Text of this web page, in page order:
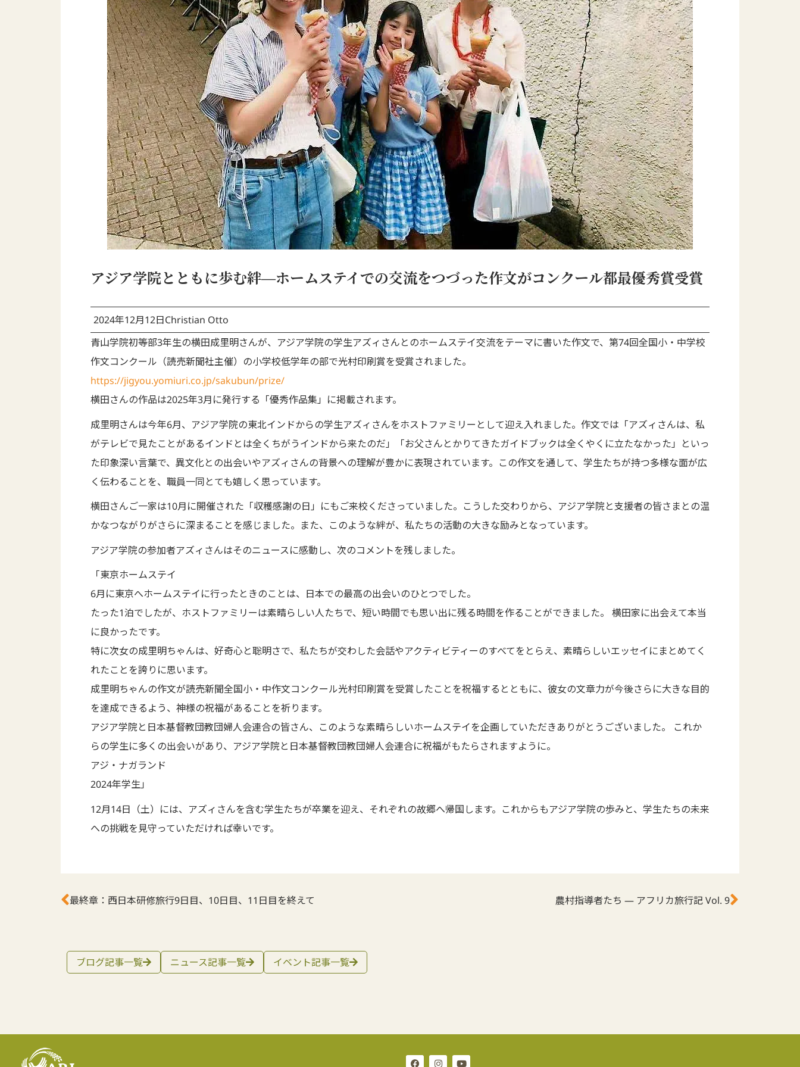
アジア学院とともに歩む絆―ホームステイでの交流をつづった作文がコンクール都最優秀賞受賞
2024年12月12日Christian Otto
青山学院初等部3年生の横田成里明さんが、アジア学院の学生アズィさんとのホームステイ交流をテーマに書いた作文で、第74回全国小・中学校
作文コンクール（読売新聞社主催）の小学校低学年の部で光村印刷賞を受賞されました。
https://jigyou.yomiuri.co.jp/sakubun/prize/
横田さんの作品は2025年3月に発行する「優秀作品集」に掲載されます。
成里明さんは今年6月、アジア学院の東北インドからの学生アズィさんをホストファミリーとして迎え入れました。作文では「アズィさんは、私
がテレビで見たことがあるインドとは全くちがうインドから来たのだ」「お父さんとかりてきたガイドブックは全くやくに立たなかった」といっ
た印象深い言葉で、異文化との出会いやアズィさんの背景への理解が豊かに表現されています。この作文を通して、学生たちが持つ多様な面が広
く伝わることを、職員一同とても嬉しく思っています。
横田さんご一家は10月に開催された「収穫感謝の日」にもご来校くださっていました。こうした交わりから、アジア学院と支援者の皆さまとの温
かなつながりがさらに深まることを感じました。また、このような絆が、私たちの活動の大きな励みとなっています。
アジア学院の参加者アズィさんはそのニュースに感動し、次のコメントを残しました。
「東京ホームステイ
6月に東京へホームステイに行ったときのことは、日本での最高の出会いのひとつでした。
たった1泊でしたが、ホストファミリーは素晴らしい人たちで、短い時間でも思い出に残る時間を作ることができました。 横田家に出会えて本当
に良かったです。
特に次女の成里明ちゃんは、好奇心と聡明さで、私たちが交わした会話やアクティビティーのすべてをとらえ、素晴らしいエッセイにまとめてく
れたことを誇りに思います。
成里明ちゃんの作文が読売新聞全国小・中作文コンクール光村印刷賞を受賞したことを祝福するとともに、彼女の文章力が今後さらに大きな目的
を達成できるよう、神様の祝福があることを祈ります。
アジア学院と日本基督教団教団婦人会連合の皆さん、このような素晴らしいホームステイを企画していただきありがとうございました。 これか
らの学生に多くの出会いがあり、アジア学院と日本基督教団教団婦人会連合に祝福がもたらされますように。
アジ・ナガランド
2024年学生」
12月14日（土）には、アズィさんを含む学生たちが卒業を迎え、それぞれの故郷へ帰国します。これからもアジア学院の歩みと、学生たちの未来
への挑戦を見守っていただければ幸いです。
最終章：西日本研修旅行9日目、10日目、11日目を終えて 農村指導者たち ― アフリカ旅行記 Vol. 9
ブログ記事一覧 ニュース記事一覧 イベント記事一覧